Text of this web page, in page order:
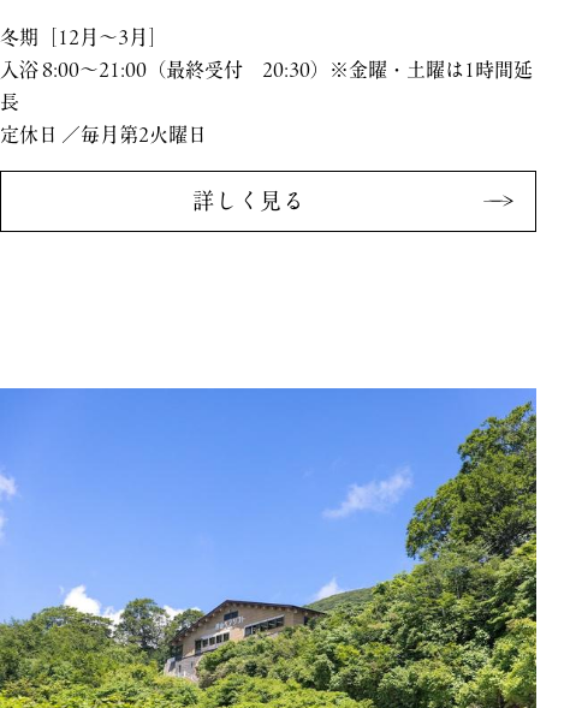
冬期［12月～3月］
入浴 8:00～21:00（最終受付 20:30）※金曜・土曜は1時間延
長
定休日 ／毎月第2火曜日
詳しく見る